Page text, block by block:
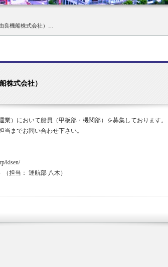
良機船株式会社）…
株式会社）
）において船員（甲板部・機関部）を募集しております。
までお問い合わせ下さい。
kisen/
担当： 運航部 八木）